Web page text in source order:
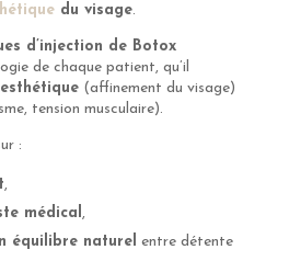
du visage.
d’injection de Botox
de chaque patient, qu’il
(affinement du visage)
tension musculaire).
:
,
médical ,
équilibre naturel entre détente